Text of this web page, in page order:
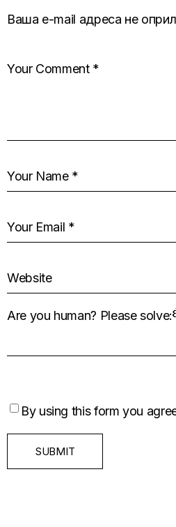
Ваша e-mail адреса не
Are you human? Please solve:
By using this form you
SUBMIT